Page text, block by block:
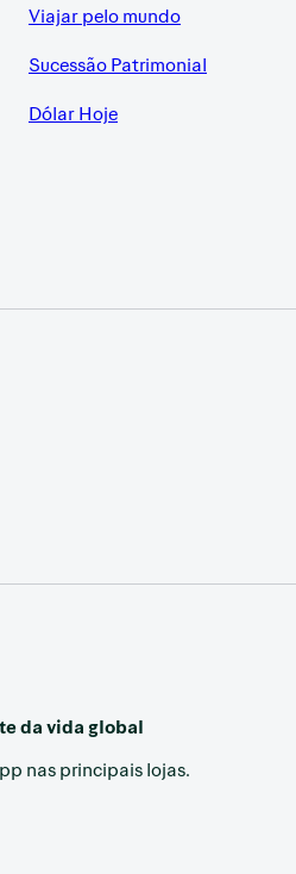
Viajar pelo mundo
Sucessão Patrimonial
Dólar Hoje
da vida global
nas principais lojas.